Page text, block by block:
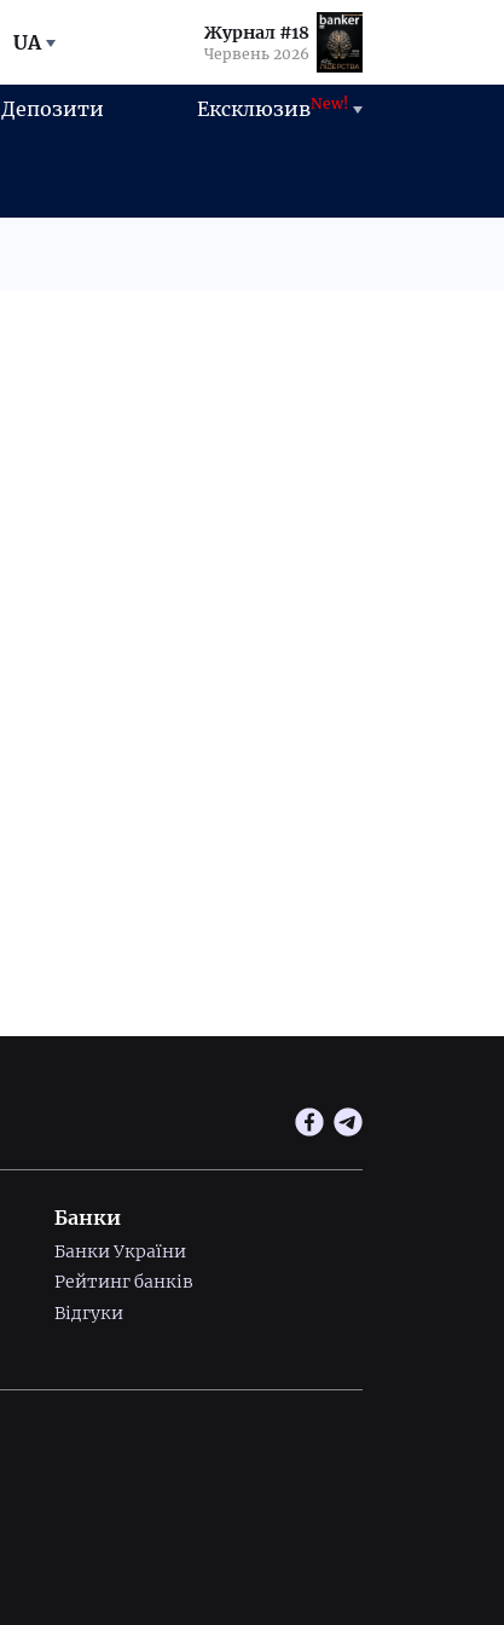
UA Журнал #18
Червень 2026
Депозити ЕксклюзивNew!
Банки
Банки України
Рейтинг банків
Відгуки